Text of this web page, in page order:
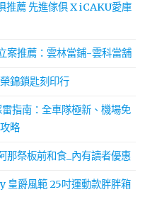
推薦 先進傢俱 X iCAKU愛庫
案推薦：雲林當鋪-雲科當舖
錦鎖匙刻印行
雷指南：全車隊極新、機場免
略
那祭板前和食_內有讀者優惠
皇爵風範 25吋運動款胖胖箱